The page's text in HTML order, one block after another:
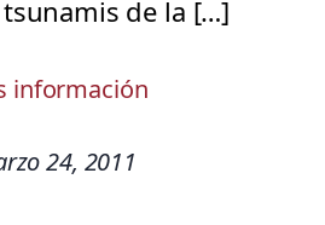
de la […]
información
24, 2011